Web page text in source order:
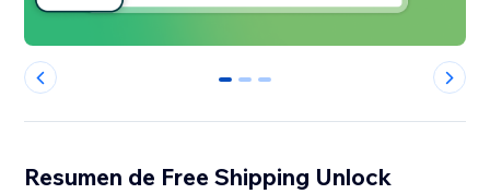
0 1 2
Resumen de Free Shipping Unlock